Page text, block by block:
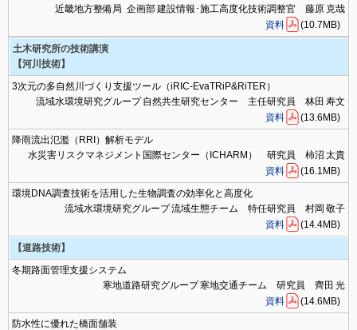
近畿地方整備局 企画部 建設情報･施工高度化技術調整官 藤原 克哉
資料
(10.7MB)
土木研究所の技術講演
【河川技術】
3次元の多自然川づくり支援ツール（iRIC-EvaTRiP&RiTER）
流域水環境研究グループ 自然共生研究センター 主任研究員 林田 寿文
資料
(13.6MB)
降雨流出氾濫（RRI）解析モデル
水災害リスクマネジメント国際センター（ICHARM） 研究員 柿沼 太貴
資料
(16.1MB)
環境DNA調査技術を活用した生物調査の効率化と高度化
流域水環境研究グループ 流域生態チーム 特任研究員 村岡 敬子
資料
(14.4MB)
【道路技術】
冬期路面管理支援システム
寒地道路研究グループ 寒地交通チーム 研究員 齊田 光
資料
(14.6MB)
防水性に優れた橋面舗装